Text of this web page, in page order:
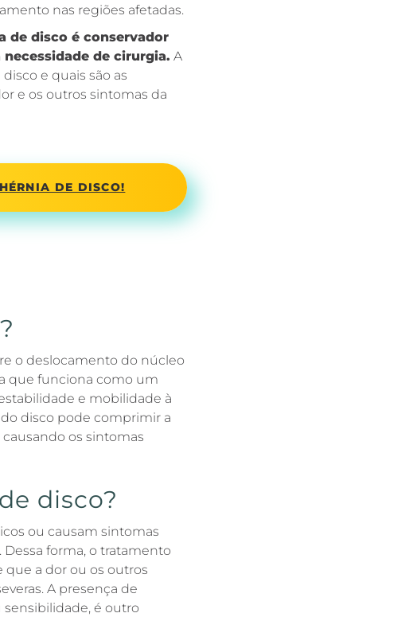
nas regiões afetadas.
de disco é conservador
de cirurgia. A
e quais são as
e os outros sintomas da
DE DISCO!
o deslocamento do núcleo
que funciona como um
e mobilidade à
disco pode comprimir a
os sintomas
disco?
ou causam sintomas
forma, o tratamento
que a dor ou os outros
A presença de
é outro